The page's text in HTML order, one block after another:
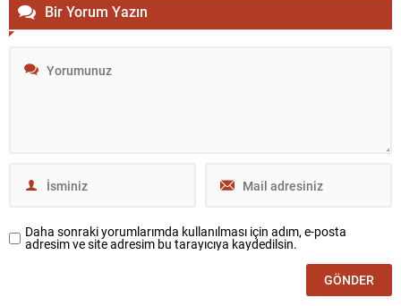
Bir Yorum Yazın
Daha sonraki yorumlarımda kullanılması için adım, e-posta
adresim ve site adresim bu tarayıcıya kaydedilsin.